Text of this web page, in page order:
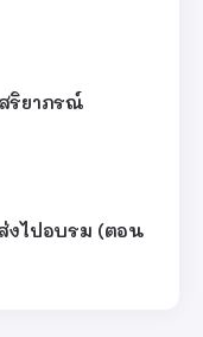
ริยาภรณ์
งไปอบรม (ตอน